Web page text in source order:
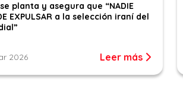
planta y asegura que “NADIE
EXPULSAR a la selección iraní del
2026 Leer más